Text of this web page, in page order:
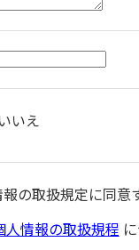
いえ
の取扱規定に同意
人情報の取扱規程